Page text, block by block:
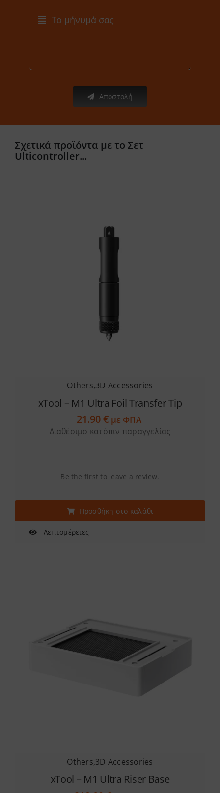
Αποστολή
Σχετικά προϊόντα με το Σετ
Ulticontroller...
Others,3D Accessories
xTool – M1 Ultra Foil Transfer Tip
21.90€ με ΦΠΑ
Διαθέσιμο κατόπιν παραγγελίας
Be the first to leave a review.
Προσθήκη στο καλάθι
Λεπτομέρειες
Others,3D Accessories
xTool – M1 Ultra Riser Base